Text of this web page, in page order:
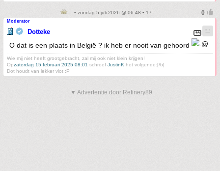
• zondag 5 juli 2026 @ 06:48 • 17
Moderator
Dotteke
O dat is een plaats in België ? ik heb er nooit van gehoord
Wie mij niet heeft grootgebracht, zal mij ook niet klein krijgen!
Opzaterdag 15 februari 2025 08:01 schreef JustinK het volgende:[/b]
Dot houdt van lekker vlot :P
▼ Advertentie door Refinery89